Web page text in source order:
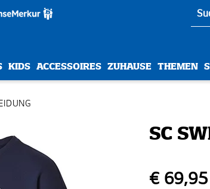
KIDS ACCESSOIRES ZUHAUSE THEMEN
SC
€ 69,95